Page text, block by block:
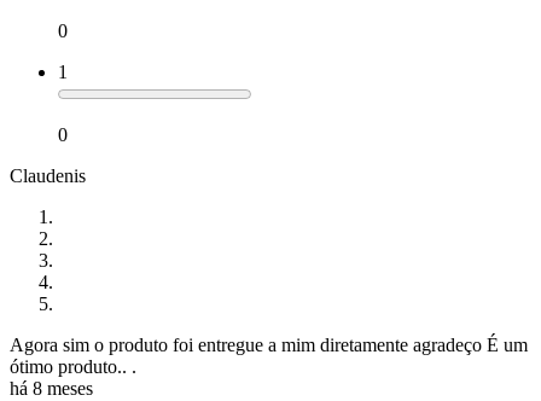
0
1
0
Claudenis
Agora sim o produto foi entregue a mim diretamente agradeço É um
ótimo produto.. .
há 8 meses